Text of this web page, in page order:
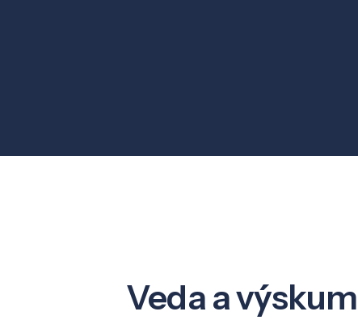
Veda a výskum